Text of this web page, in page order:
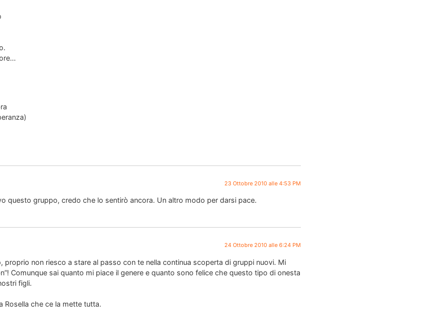
23 Ottobre 2010 alle 4:53 PM
questo gruppo, credo che lo sentirò ancora. Un altro modo per darsi pace.
24 Ottobre 2010 alle 6:24 PM
proprio non riesco a stare al passo con te nella continua scoperta di gruppi nuovi. Mi
Comunque sai quanto mi piace il genere e quanto sono felice che questo tipo di onesta
figli.
Rosella che ce la mette tutta.